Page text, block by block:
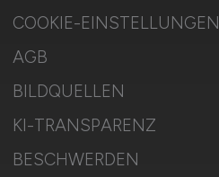
COOKIE-EINSTELLUNGEN
AGB
BILDQUELLEN
KI-TRANSPARENZ
BESCHWERDEN